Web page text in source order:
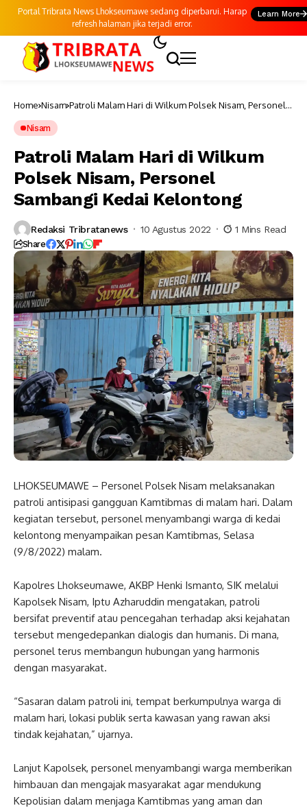
Portal Tribrata News Lhokseumawe sedang diperbarui. Harap
refresh halaman jika terjadi error.
Learn More
Home Nisam Patroli Malam Hari di Wilkum Polsek Nisam, Personel
Nisam
Patroli Malam Hari di Wilkum
Polsek Nisam, Personel
Sambangi Kedai Kelontong
Redaksi Tribratanews 10 Agustus 2022 1 Mins Read
Share
LHOKSEUMAWE – Personel Polsek Nisam melaksanakan
patroli antisipasi gangguan Kamtibmas di malam hari. Dalam
kegiatan tersebut, personel menyambangi warga di kedai
kelontong menyampaikan pesan Kamtibmas, Selasa
(9/8/2022) malam.
Kapolres Lhokseumawe, AKBP Henki Ismanto, SIK melalui
Kapolsek Nisam, Iptu Azharuddin mengatakan, patroli
bersifat preventif atau pencegahan terhadap aksi kejahatan
tersebut mengedepankan dialogis dan humanis. Di mana,
personel terus membangun hubungan yang harmonis
dengan masyarakat.
“Sasaran dalam patroli ini, tempat berkumpulnya warga di
malam hari, lokasi publik serta kawasan yang rawan aksi
tindak kejahatan,” ujarnya.
Lanjut Kapolsek, personel menyambangi warga memberikan
himbauan dan mengajak masyarakat agar mendukung
Kepolisian dalam menjaga Kamtibmas yang aman dan